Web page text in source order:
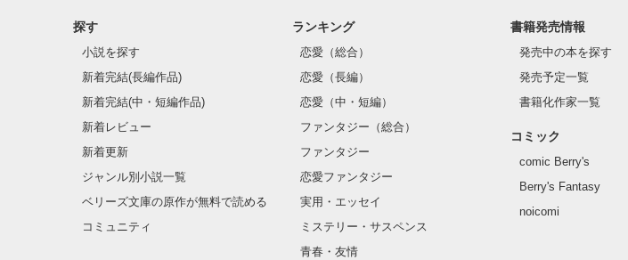
作品を読む
探す
小説を探す
新着完結(長編作品)
新着完結(中・短編作品)
新着レビュー
新着更新
ジャンル別小説一覧
ベリーズ文庫の原作が無料で読める
コミュニティ
ランキング
恋愛（総合）
恋愛（長編）
恋愛（中・短編）
ファンタジー（総合）
ファンタジー
恋愛ファンタジー
実用・エッセイ
ミステリー・サスペンス
青春・友情
書籍発売情報
発売中の本を探す
発売予定一覧
書籍化作家一覧
コミック
comic Berry's
Berry's Fantasy
noicomi